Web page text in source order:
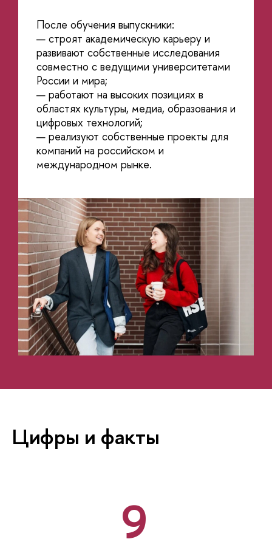
После обучения выпускники:
— строят академическую карьеру и
развивают собственные исследования
совместно с ведущими университетами
России и мира;
— работают на высоких позициях в
областях культуры, медиа, образования и
цифровых технологий;
— реализуют собственные проекты для
компаний на российском и
международном рынке.
Цифры и факты
9